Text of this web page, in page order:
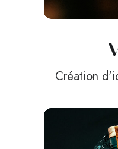
Création